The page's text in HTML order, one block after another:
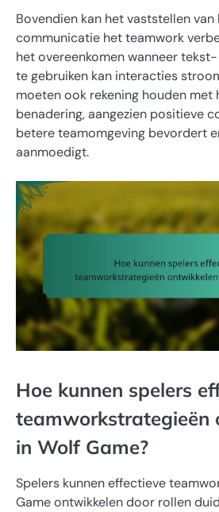
Bovendien kan het vaststellen
communicatie het teamwork
het overeenkomen wanneer
te gebruiken kan interacties
moeten ook rekening houden met
benadering, aangezien positieve
betere teamomgeving bevordert
aanmoedigt.
Hoe kunnen spelers
teamworkstrategieën
in Wolf Game?
Spelers kunnen effectieve
Game ontwikkelen door rollen